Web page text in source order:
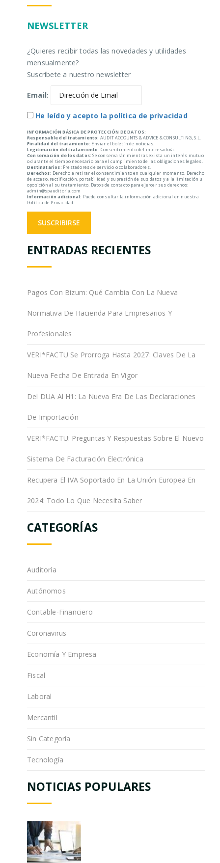
NEWSLETTER
¿Quieres recibir todas las novedades y utilidades
mensualmente?
Suscríbete a nuestro newsletter
Email:
He leído y acepto la política de privacidad
INFORMACIÓN BÁSICA DE PROTECCIÓN DE DATOS:
Responsable del tratamiento: AUDIT ACCOUNTS & ADVICE & CONSULTING, S.L.
Finalidad del tratamiento: Enviar el boletín de noticias.
Legitimación del tratamiento: Consentimiento del interesado/a.
Conservación de los datos: Se conservarán mientras exista un interés mutuo
o durante el tiempo necesario para el cumplimiento de las obligaciones legales.
Destinatarios: Prestadores de servicio o colaboradores.
Derechos: Derecho a retirar el consentimiento en cualquier momento. Derecho
de acceso, rectificación, portabilidad y supresión de sus datos y a la limitación u
oposición al su tratamiento. Datos de contacto para ejercer sus derechos:
admin@spauditoria.com
Información adicional: Puede consultar la información adicional en nuestra
Política de Privacidad.
ENTRADAS RECIENTES
Pagos Con Bizum: Qué Cambia Con La Nueva
Normativa De Hacienda Para Empresarios Y
Profesionales
VERI*FACTU Se Prorroga Hasta 2027: Claves De La
Nueva Fecha De Entrada En Vigor
Del DUA Al H1: La Nueva Era De Las Declaraciones
De Importación
VERI*FACTU: Preguntas Y Respuestas Sobre El Nuevo
Sistema De Facturación Electrónica
Recupera El IVA Soportado En La Unión Europea En
2024: Todo Lo Que Necesita Saber
CATEGORÍAS
Auditoría
Autónomos
Contable-Financiero
Coronavirus
Economía Y Empresa
Fiscal
Laboral
Mercantil
Sin Categoría
Tecnología
NOTICIAS POPULARES